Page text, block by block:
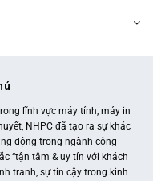
lĩnh vực máy tính, máy in
NHPC đã tạo ra sự khác
động trong ngành công
“tận tâm & uy tín với khách
tranh, sự tin cậy trong kinh